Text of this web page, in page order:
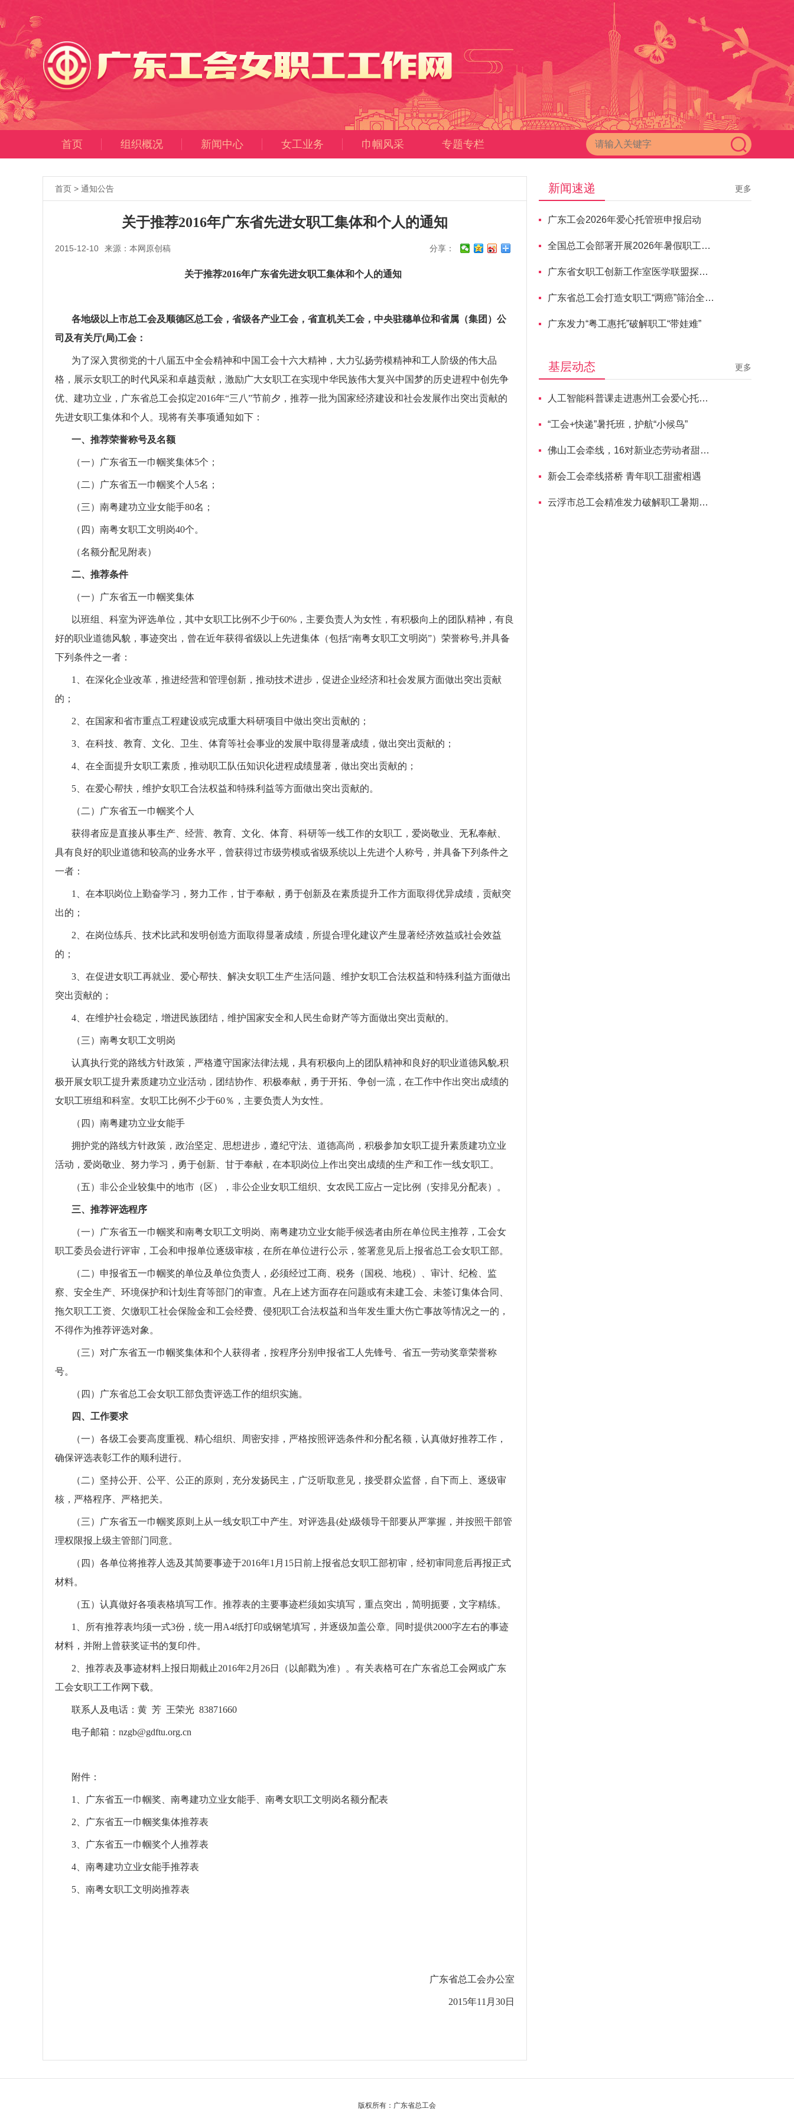
首页 组织概况 新闻中心 女工业务 巾帼风采 专题专栏
首页 > 通知公告
关于推荐2016年广东省先进女职工集体和个人的通知
2015-12-10 来源：本网原创稿 分享：
关于推荐2016年广东省先进女职工集体和个人的通知
各地级以上市总工会及顺德区总工会，省级各产业工会，省直机关工会，中央驻穗单位和省属（集团）公
司及有关厅(局)工会：
为了深入贯彻党的十八届五中全会精神和中国工会十六大精神，大力弘扬劳模精神和工人阶级的伟大品
格，展示女职工的时代风采和卓越贡献， 激励广大女职工在实现中华民族伟大复兴中国梦的历史进程中创先争
优、建功立业 ，广东省总工会拟定2016年“三八”节前夕， 推荐一批为国家经济建设和社会发展作出突出贡献的
先进女职工集体和个人。现将有关事项通知如下：
一、 推荐荣誉称号及名额
（一）广东省五一巾帼奖集体5个；
（二）广东省五一巾帼奖个人5名；
（三）南粤建功立业女能手80名；
（四）南粤女职工文明岗40个。
（名额分配见附表）
二、推荐条件
（一）广东省五一巾帼奖集体
以班组、科室为评选单位，其中女职工比例不少于60%，主要负责人为女性，有积极向上的团队精神，有良
好的职业道德风貌，事迹突出，曾在近年获得省级以上先进集体（包括“南粤女职工文明岗”）荣誉称号,并具备
下列条件之一者：
1、在深化企业改革，推进经营和管理创新，推动技术进步，促进企业经济和社会发展方面做出突出贡献
的；
2、在国家和省市重点工程建设或完成重大科研项目中做出突出贡献的；
3、在科技、教育、文化、卫生、体育等社会事业的发展中取得显著成绩，做出突出贡献的；
4、在全面提升女职工素质，推动职工队伍知识化进程成绩显著，做出突出贡献的；
5、在爱心帮扶，维护女职工合法权益和特殊利益等方面做出突出贡献的。
（二）广东省五一巾帼奖个人
获得者应是直接从事生产、经营、教育、文化、体育、科研等一线工作的女职工，爱岗敬业、无私奉献、
具有良好的职业道德和较高的业务水平，曾获得过市级劳模或省级系统以上先进个人称号，并具备下列条件之
一者：
1、在本职岗位上勤奋学习，努力工作，甘于奉献，勇于创新及在素质提升工作方面取得优异成绩，贡献突
出的；
2、在岗位练兵、技术比武和发明创造方面取得显著成绩，所提合理化建议产生显著经济效益或社会效益
的；
3、在促进女职工再就业、爱心帮扶、解决女职工生产生活问题、维护女职工合法权益和特殊利益方面做出
突出贡献的；
4、在维护社会稳定，增进民族团结，维护国家安全和人民生命财产等方面做出突出贡献的。
（三）南粤女职工文明岗
认真执行党的路线方针政策，严格遵守国家法律法规，具有积极向上的团队精神和良好的职业道德风貌,积
极开展女职工提升素质建功立业活动，团结协作、积极奉献，勇于开拓、争创一流，在工作中作出突出成绩的
女职工班组和科室。女职工比例不少于60％，主要负责人为女性。
（四）南粤建功立业女能手
拥护党的路线方针政策，政治坚定、思想进步，遵纪守法、道德高尚，积极参加女职工提升素质建功立业
活动，爱岗敬业、努力学习，勇于创新、甘于奉献，在本职岗位上作出突出成绩的生产和工作一线女职工。
（五） 非公企业较集中的地市（区），非公企业女职工组织、女农民工应占一定比例（安排见分配表）。
三、推荐评选程序
（一）广东省五一巾帼奖和南粤女职工文明岗、南粤建功立业女能手候选者由所在单位民主推荐，工会女
职工委员会进行评审，工会和申报单位逐级审核，在所在单位进行公示，签署意见后上报省总工会女职工部。
（二）申报省五一巾帼奖的单位及单位负责人，必须经过工商、税务（国税、地税）、审计、纪检、监
察、安全生产、环境保护和计划生育等部门的审查。凡在上述方面存在问题或有未建工会、未签订集体合同、
拖欠职工工资、欠缴职工社会保险金和工会经费、侵犯职工合法权益和当年发生重大伤亡事故等情况之一的，
不得作为推荐评选对象。
（三）对广东省五一巾帼奖集体和个人获得者，按程序分别申报省工人先锋号、 省五一劳动奖章荣誉称
号。
（四）广东省总工会女职工部负责评选工作的组织实施。
四、工作要求
（一）各级工会要高度重视、精心组织、周密安排，严格按照评选条件和分配名额，认真做好推荐工作，
确保评选表彰工作的顺利进行。
（二）坚持公开、公平、公正的原则，充分发扬民主，广泛听取意见，接受群众监督，自下而上、逐级审
核，严格程序、严格把关。
（三）广东省五一巾帼奖原则上从一线女职工中产生。对评选县(处)级领导干部要从严掌握，并按照干部管
理权限报上级主管部门同意。
（四）各单位将推荐人选及其简要事迹于2016年1月 15日前上报省总女职工部初审，经初审同意后再报正式
材料。
（五）认真做好各项表格填写工作。推荐表的主要事迹栏须如实填写，重点突出，简明扼要，文字精练。
1、所有推荐表均须一式3份，统一用A4纸打印或钢笔填写，并逐级加盖公章。同时提供2000字左右的事迹
材料，并附上曾获奖证书的复印件。
2、推荐表及事迹材料上报日期截止2016年2月 26日（以邮戳为准）。有关表格可在广东省总工会网或广东
工会女职工工作网下载。
联系人及电话：黄 芳 王荣光 83871660
电子邮箱：nzgb@gdftu.org.cn
附件：
1、广东省五一巾帼奖、南粤建功立业女能手、南粤女职工文明岗名额分配表
2、广东省五一巾帼奖集体推荐表
3、广东省五一巾帼奖个人推荐表
4、南粤建功立业女能手推荐表
5、南粤女职工文明岗推荐表
广东省总工会办公室
201 5年1 1 月 30日
新闻速递 更多
广东工会2026年爱心托管班申报启动
全国总工会部署开展2026年暑假职工子女爱心托管服务
广东省女职工创新工作室医学联盟探寻“主动健康”新路径
广东省总工会打造女职工“两癌”筛治全流程服务体系
广东发力“粤工惠托”破解职工“带娃难”
基层动态 更多
人工智能科普课走进惠州工会爱心托管班
“工会+快递”暑托班，护航“小候鸟”
佛山工会牵线，16对新业态劳动者甜蜜牵手
新会工会牵线搭桥 青年职工甜蜜相遇
云浮市总工会精准发力破解职工暑期托管难题
版权所有：广东省总工会